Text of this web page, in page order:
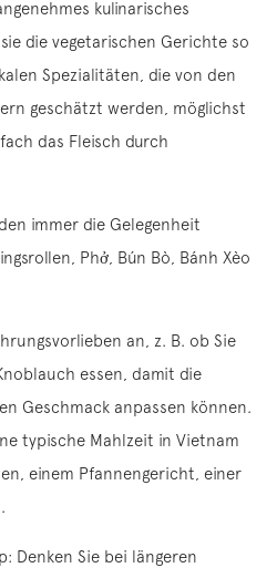
kulinarisches
die vegetarischen Gerichte so
Spezialitäten, die von den
geschätzt werden, möglichst
das Fleisch durch
immer die Gelegenheit
Phở, Bún Bò, Bánh Xèo
an, z. B. ob Sie
essen, damit die
Geschmack anpassen können.
typische Mahlzeit in Vietnam
einem Pfannengericht, einer
Denken Sie bei längeren